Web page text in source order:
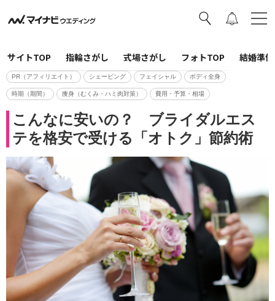
サイトTOP 指輪さがし 式場さがし フォトTOP 結婚準
PR（アフィリエイト） シェービング フェイシャル ボディ全身
時期（期間） 痩身（むくみ・ハミ肉対策） 費用・予算・相場
こんなに安いの？ ブライダルエス
テを格安で受ける「オトク」節約術